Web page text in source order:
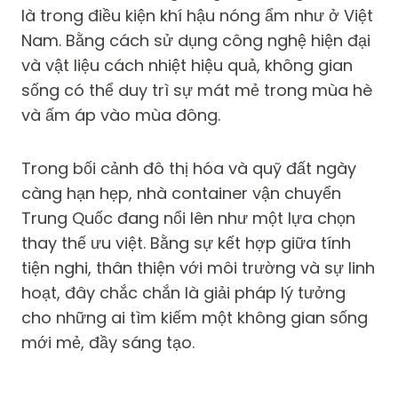
là trong điều kiện khí hậu nóng ẩm như ở Việt
Nam. Bằng cách sử dụng công nghệ hiện đại
và vật liệu cách nhiệt hiệu quả, không gian
sống có thể duy trì sự mát mẻ trong mùa hè
và ấm áp vào mùa đông.
Trong bối cảnh đô thị hóa và quỹ đất ngày
càng hạn hẹp, nhà container vận chuyển
Trung Quốc đang nổi lên như một lựa chọn
thay thế ưu việt. Bằng sự kết hợp giữa tính
tiện nghi, thân thiện với môi trường và sự linh
hoạt, đây chắc chắn là giải pháp lý tưởng
cho những ai tìm kiếm một không gian sống
mới mẻ, đầy sáng tạo.